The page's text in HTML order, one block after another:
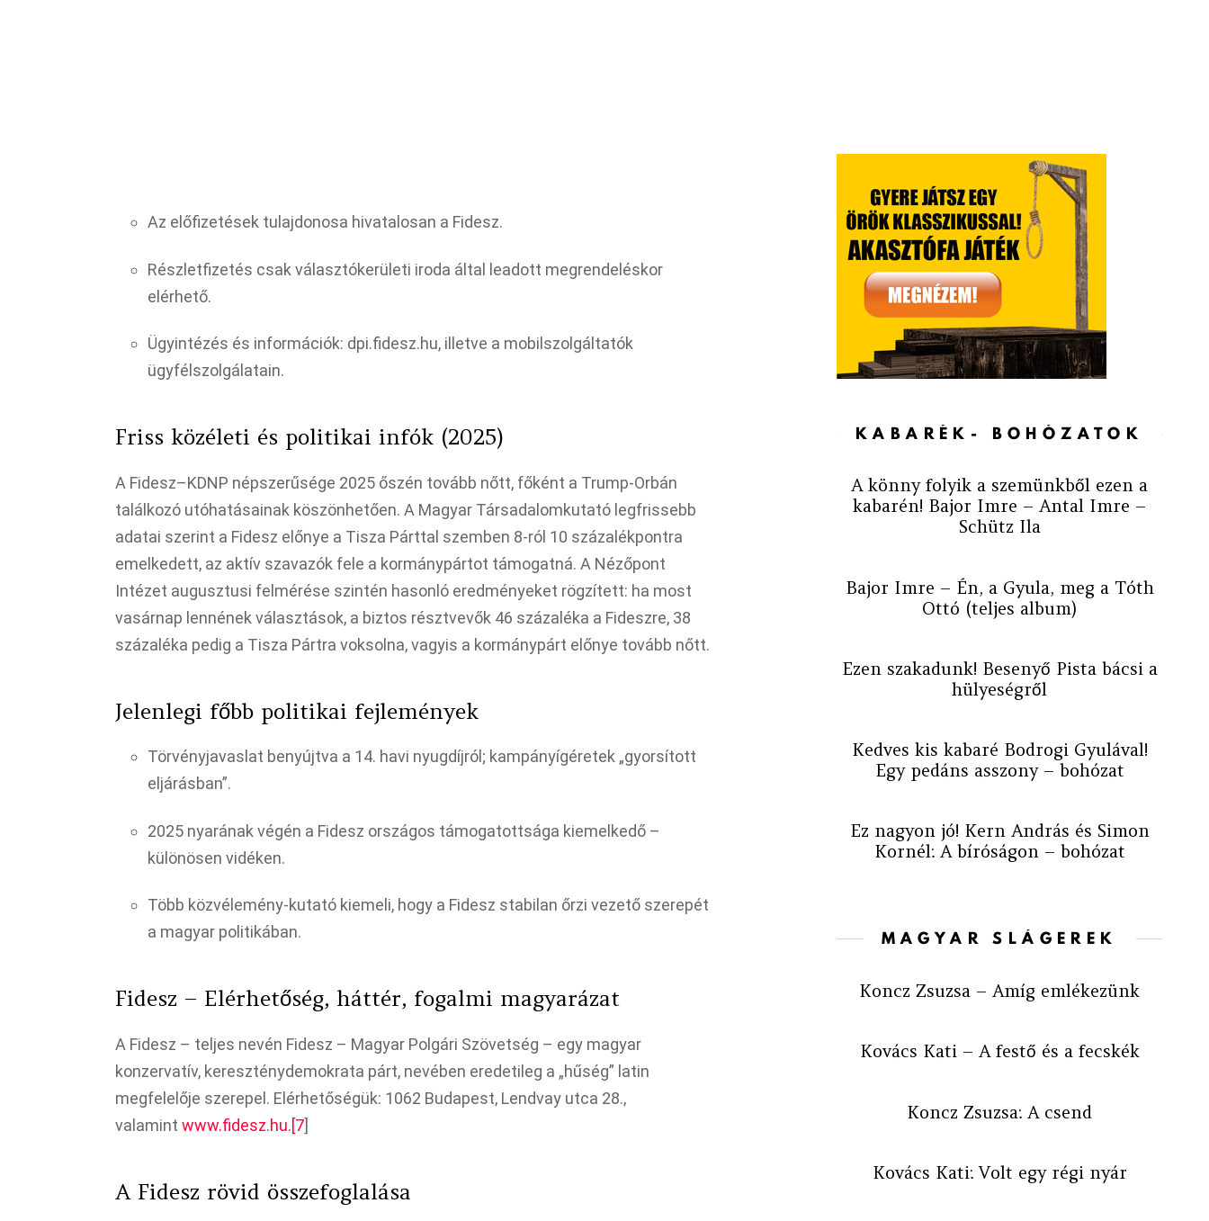
Az előfizetések tulajdonosa hivatalosan a Fidesz.
Részletfizetés csak választókerületi iroda által leadott megrendeléskor
elérhető.​
Ügyintézés és információk: dpi.fidesz.hu, illetve a mobilszolgáltatók
ügyfélszolgálatain.​
Friss közéleti és politikai infók (2025)
A Fidesz–KDNP népszerűsége 2025 őszén tovább nőtt, főként a Trump-Orbán
találkozó utóhatásainak köszönhetően. A Magyar Társadalomkutató legfrissebb
adatai szerint a Fidesz előnye a Tisza Párttal szemben 8-ról 10 százalékpontra
emelkedett, az aktív szavazók fele a kormánypártot támogatná. A Nézőpont
Intézet augusztusi felmérése szintén hasonló eredményeket rögzített: ha most
vasárnap lennének választások, a biztos résztvevők 46 százaléka a Fideszre, 38
százaléka pedig a Tisza Pártra voksolna, vagyis a kormánypárt előnye tovább nőtt.​
Jelenlegi főbb politikai fejlemények
Törvényjavaslat benyújtva a 14. havi nyugdíjról; kampányígéretek „gyorsított
eljárásban”.​
2025 nyarának végén a Fidesz országos támogatottsága kiemelkedő –
különösen vidéken.​
Több közvélemény-kutató kiemeli, hogy a Fidesz stabilan őrzi vezető szerepét
a magyar politikában.​
Fidesz – Elérhetőség, háttér, fogalmi magyarázat
A Fidesz – teljes nevén Fidesz – Magyar Polgári Szövetség – egy magyar
konzervatív, kereszténydemokrata párt, nevében eredetileg a „hűség” latin
megfelelője szerepel. Elérhetőségük: 1062 Budapest, Lendvay utca 28.,
valamint www.fidesz.hu.[7]​
A Fidesz rövid összefoglalása
KABARÉK- BOHÓZATOK
A könny folyik a szemünkből ezen a
kabarén! Bajor Imre – Antal Imre –
Schütz Ila
Bajor Imre – Én, a Gyula, meg a Tóth
Ottó (teljes album)
Ezen szakadunk! Besenyő Pista bácsi a
hülyeségről
Kedves kis kabaré Bodrogi Gyulával!
Egy pedáns asszony – bohózat
Ez nagyon jó! Kern András és Simon
Kornél: A bíróságon – bohózat
MAGYAR SLÁGEREK
Koncz Zsuzsa – Amíg emlékezünk
Kovács Kati – A festő és a fecskék
Koncz Zsuzsa: A csend
Kovács Kati: Volt egy régi nyár